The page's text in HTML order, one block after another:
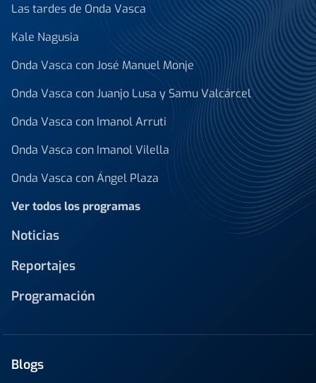
Las tardes de Onda Vasca
Kale Nagusia
Onda Vasca con José Manuel Monje
Onda Vasca con Juanjo Lusa y Samu Valcárcel
Onda Vasca con Imanol Arruti
Onda Vasca con Imanol Vilella
Onda Vasca con Ángel Plaza
Ver todos los programas
Noticias
Reportajes
Programación
Blogs